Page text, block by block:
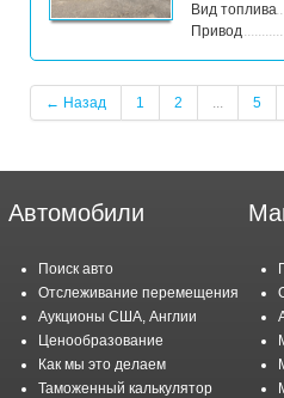
Вид топлива
Привод
← Назад 1 2 ... 5
Автомобили
Поиск авто
Отслеживание перемещения
Аукционы США, Англии
Ценообразование
Как мы это делаем
Таможенный калькулятор